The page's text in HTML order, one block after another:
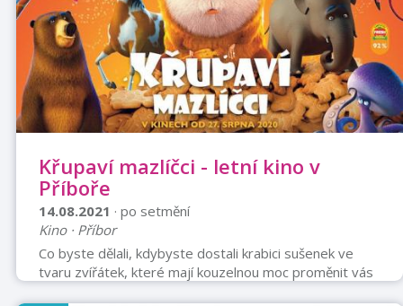
Nováková) je po rozchodu s ...
Křupaví mazlíčci - letní kino v
Příboře
14.08.2021 · po setmění
Kino · Příbor
Co byste dělali, kdybyste dostali krabici sušenek ve
tvaru zvířátek, které mají kouzelnou moc proměnit vás